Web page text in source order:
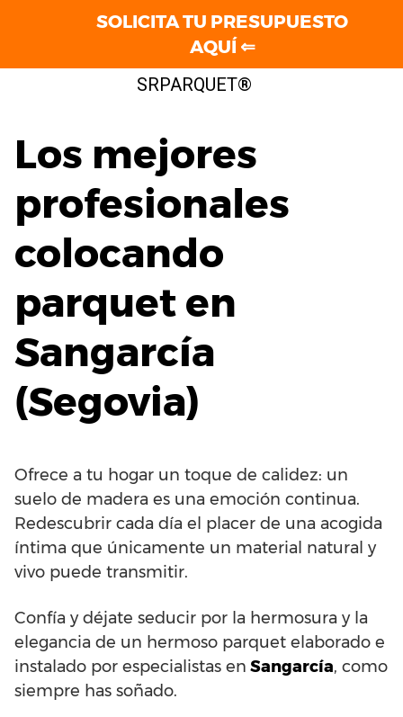
SRPARQUET®
Los mejores
profesionales
colocando
parquet en
Sangarcía
(Segovia)
Ofrece a tu hogar un toque de calidez: un
suelo de madera es una emoción continua.
Redescubrir cada día el placer de una acogida
íntima que únicamente un material natural y
vivo puede transmitir.
Confía y déjate seducir por la hermosura y la
elegancia de un hermoso parquet elaborado e
instalado por especialistas en Sangarcía, como
siempre has soñado.
SOLICITA TU PRESUPUESTO
AQUÍ ⇐